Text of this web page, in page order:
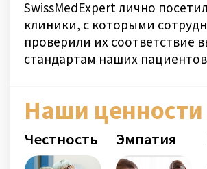
В SwissMedExpert мы убеждены:
медицинская информация должна
приносить пользу — и никогда не
вредить. Именно поэтому ваше
здоровье и благополучие ваших
Наши статьи основаны на современных
медицинских исследованиях и лучших
практиках. Они предназначены для
поддержки, а не замены рекомендаций
вашего лечащего врача — чтобы помочь вам